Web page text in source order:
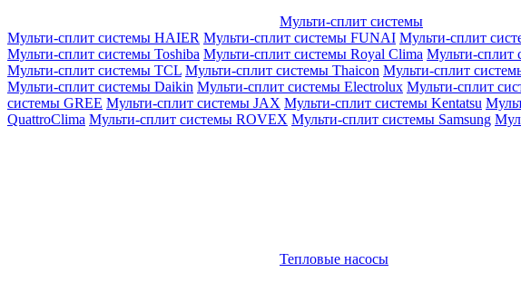
Мульти-сплит системы
Мульти-сплит системы HAIER Мульти-сплит системы FUNAI Мульти-сплит
Мульти-сплит системы Toshiba Мульти-сплит системы Royal Clima Мульти-сплит
Мульти-сплит системы TCL Мульти-сплит системы Thaicon Мульти-сплит
Мульти-сплит системы Daikin Мульти-сплит системы Electrolux Мульти-сплит
системы GREE Мульти-сплит системы JAX Мульти-сплит системы Kentatsu
QuattroClima Мульти-сплит системы ROVEX Мульти-сплит системы Samsung
Тепловые насосы